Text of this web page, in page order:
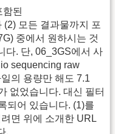
된
모든 결과물까지 포
중에서 원하시는 것
다. 단, 06_3GS에서 사
sequencing raw
의 용량만 해도 7.1
없었습니다. 대신 필터
되어 있습니다. (1)를
면 위에 소개한 URL
.